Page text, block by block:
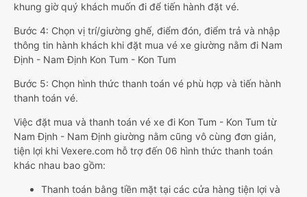
khung giờ quý khách muốn đi để tiến hành đặt vé.
Bước 4: Chọn vị trí/giường ghế, điểm đón, điểm trả và nhập
thông tin hành khách khi đặt mua vé xe giường nằm đi Nam
Định - Nam Định Kon Tum - Kon Tum
Bước 5: Chọn hình thức thanh toán vé phù hợp và tiến hành
thanh toán vé.
Việc đặt mua và thanh toán vé xe đi Kon Tum - Kon Tum từ
Nam Định - Nam Định giường nằm cũng vô cùng đơn giản,
tiện lợi khi Vexere.com hỗ trợ đến 06 hình thức thanh toán
khác nhau bao gồm:
Thanh toán bằng tiền mặt tại các cửa hàng tiện lợi và